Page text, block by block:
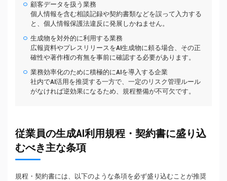
顧客データを扱う業務
個人情報を含む相談記録や契約書類などを誤って入力する
と、個人情報保護法違反に発展しかねません。
生成物を対外的に利用する業務
広報資料やプレスリリースをAI生成物に頼る場合、その正
確性や著作権の有無を事前に確認する必要があります。
業務効率化のために積極的にAIを導入する企業
社内でAI活用を推奨する一方で、一定のリスク管理ルール
がなければ逆効果になるため、規程整備が不可欠です。
従業員の生成AI利用規程・契約書に盛り込
むべき主な条項
規程・契約書には、以下のような条項を必ず盛り込むことが推奨